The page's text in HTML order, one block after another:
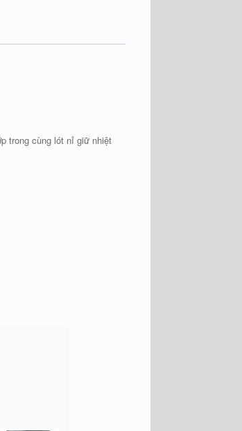
trong cùng lót nỉ giữ nhiệt